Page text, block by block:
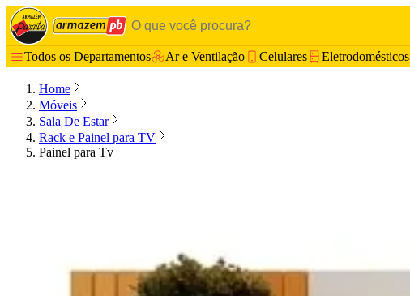
Todos os Departamentos Ar e Ventilação Celulares Eletrodomésticos
Home
Móveis
Sala De Estar
Rack e Painel para TV
Painel para Tv